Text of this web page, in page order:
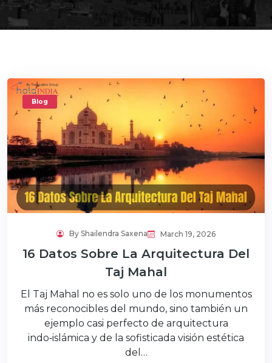
Blog
By Shailendra Saxena March 19, 2026
16 Datos Sobre La Arquitectura Del
Taj Mahal
El Taj Mahal no es solo uno de los monumentos
más reconocibles del mundo, sino también un
ejemplo casi perfecto de arquitectura
indo‑islámica y de la sofisticada visión estética
del…